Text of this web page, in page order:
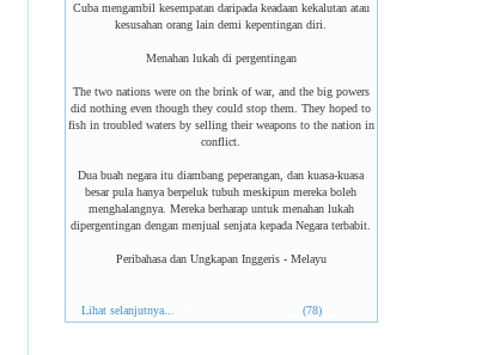
Cuba mengambil kesempatan daripada keadaan kekalutan atau
kesusahan orang lain demi kepentingan diri.
Menahan lukah di pergentingan
The two nations were on the brink of war, and the big powers
did nothing even though they could stop them. They hoped to
fish in troubled waters by selling their weapons to the nation in
conflict.
Dua buah negara itu diambang peperangan, dan kuasa-kuasa
besar pula hanya berpeluk tubuh meskipun mereka boleh
menghalangnya. Mereka berharap untuk menahan lukah
dipergentingan dengan menjual senjata kepada Negara terbabit.
Peribahasa dan Ungkapan Inggeris - Melayu
Lihat selanjutnya... (78)